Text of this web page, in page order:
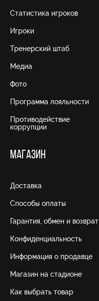
Статистика игроков
Игроки
Тренерский штаб
Медиа
Фото
Программа лояльности
Противодействие
коррупции
МАГАЗИН
Доставка
Способы оплаты
Гарантия, обмен и возврат
Конфиденциальность
Информация о продавце
Магазин на стадионе
Как выбрать товар